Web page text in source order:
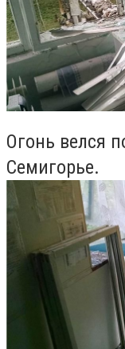
Огонь велся
Семигорье.